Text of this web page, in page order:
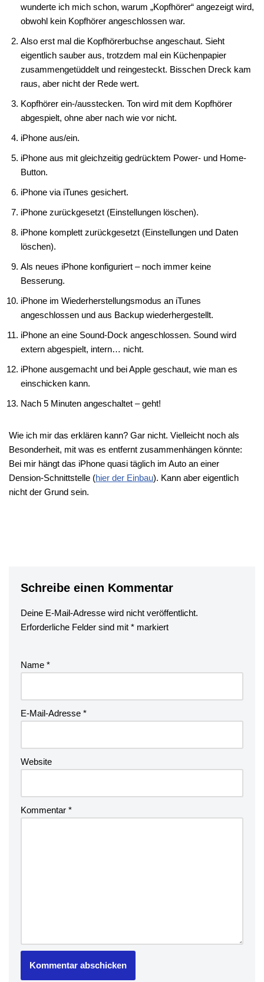
wunderte ich mich schon, warum „Kopfhörer“ angezeigt wird,
obwohl kein Kopfhörer angeschlossen war.
Also erst mal die Kopfhörerbuchse angeschaut. Sieht
eigentlich sauber aus, trotzdem mal ein Küchenpapier
zusammengetüddelt und reingesteckt. Bisschen Dreck kam
raus, aber nicht der Rede wert.
Kopfhörer ein-/ausstecken. Ton wird mit dem Kopfhörer
abgespielt, ohne aber nach wie vor nicht.
iPhone aus/ein.
iPhone aus mit gleichzeitig gedrücktem Power- und Home-
Button.
iPhone via iTunes gesichert.
iPhone zurückgesetzt (Einstellungen löschen).
iPhone komplett zurückgesetzt (Einstellungen und Daten
löschen).
Als neues iPhone konfiguriert – noch immer keine
Besserung.
iPhone im Wiederherstellungsmodus an iTunes
angeschlossen und aus Backup wiederhergestellt.
iPhone an eine Sound-Dock angeschlossen. Sound wird
extern abgespielt, intern… nicht.
iPhone ausgemacht und bei Apple geschaut, wie man es
einschicken kann.
Nach 5 Minuten angeschaltet – geht!
Wie ich mir das erklären kann? Gar nicht. Vielleicht noch als
Besonderheit, mit was es entfernt zusammenhängen könnte:
Bei mir hängt das iPhone quasi täglich im Auto an einer
Dension-Schnittstelle (hier der Einbau). Kann aber eigentlich
nicht der Grund sein.
Schreibe einen Kommentar
Deine E-Mail-Adresse wird nicht veröffentlicht.
Erforderliche Felder sind mit * markiert
Name *
E-Mail-Adresse *
Website
Kommentar *